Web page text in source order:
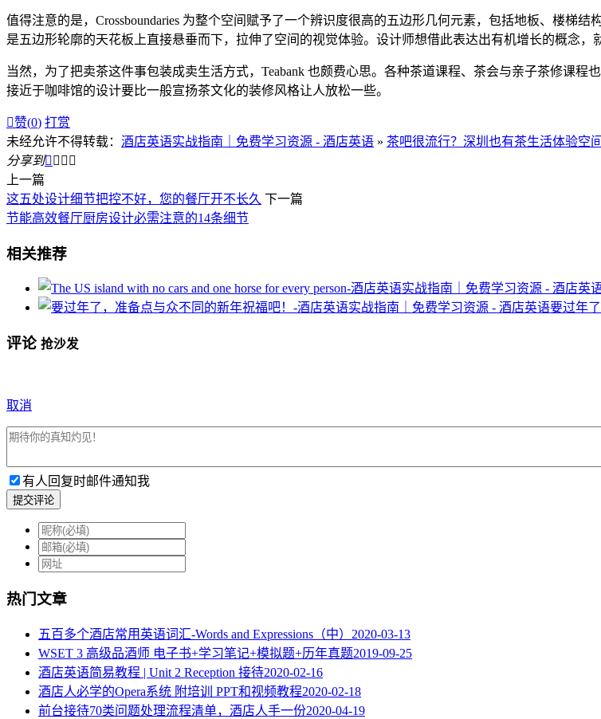
值得注意的是，Crossboundaries 为整个空间赋予了一个辨识度很高的五边形几何元素，包括地板、楼梯
是五边形轮廓的天花板上直接悬垂而下，拉伸了空间的视觉体验。设计师想借此表达出有机增长的概念，
当然，为了把卖茶这件事包装成卖生活方式，Teabank 也颇费心思。各种茶道课程、茶会与亲子茶修课
接近于咖啡馆的设计要比一般宣扬茶文化的装修风格让人放松一些。
赞(0) 打赏
未经允许不得转载： 酒店英语实战指南｜免费学习资源 - 酒店英语 » 茶吧很流行？深圳也有茶生活体验空
分享到   
上一篇
这五处设计细节把控不好，您的餐厅开不长久 下一篇
节能高效餐厅厨房设计必需注意的14条细节
相关推荐
要过年
评论 抢沙发
取消
有人回复时邮件通知我
提交评论
热门文章
五百多个酒店常用英语词汇-Words and Expressions（中） 2020-03-13
WSET 3 高级品酒师 电子书+学习笔记+模拟题+历年真题2019-09-25
酒店英语简易教程 | Unit 2 Reception 接待2020-02-16
酒店人必学的Opera系统 附培训 PPT和视频教程2020-02-18
​前台接待70类问题处理流程清单，酒店人手一份2020-04-19